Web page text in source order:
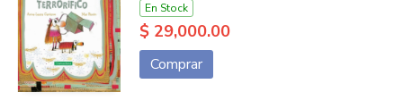
En Stock
$ 29,000.00
Comprar